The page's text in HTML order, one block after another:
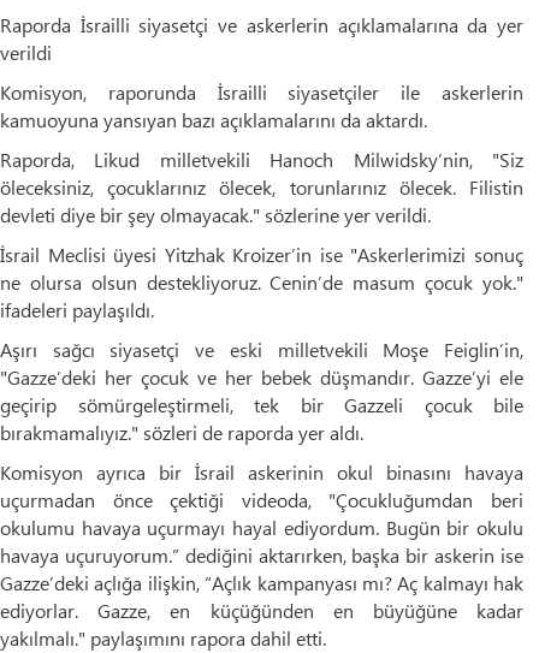
Raporda İsrailli siyasetçi ve askerlerin açıklamalarına da yer
verildi
Komisyon, raporunda İsrailli siyasetçiler ile askerlerin
kamuoyuna yansıyan bazı açıklamalarını da aktardı.
Raporda, Likud milletvekili Hanoch Milwidsky’nin, "Siz
öleceksiniz, çocuklarınız ölecek, torunlarınız ölecek. Filistin
devleti diye bir şey olmayacak." sözlerine yer verildi.
İsrail Meclisi üyesi Yitzhak Kroizer’in ise "Askerlerimizi sonuç
ne olursa olsun destekliyoruz. Cenin’de masum çocuk yok."
ifadeleri paylaşıldı.
Aşırı sağcı siyasetçi ve eski milletvekili Moşe Feiglin’in,
"Gazze’deki her çocuk ve her bebek düşmandır. Gazze’yi ele
geçirip sömürgeleştirmeli, tek bir Gazzeli çocuk bile
bırakmamalıyız." sözleri de raporda yer aldı.
Komisyon ayrıca bir İsrail askerinin okul binasını havaya
uçurmadan önce çektiği videoda, "Çocukluğumdan beri
okulumu havaya uçurmayı hayal ediyordum. Bugün bir okulu
havaya uçuruyorum.” dediğini aktarırken, başka bir askerin ise
Gazze’deki açlığa ilişkin, “Açlık kampanyası mı? Aç kalmayı hak
ediyorlar. Gazze, en küçüğünden en büyüğüne kadar
yakılmalı." paylaşımını rapora dahil etti.